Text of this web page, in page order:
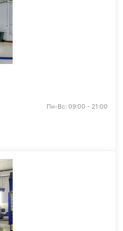
Пн-Вс: 09:00 - 21:00